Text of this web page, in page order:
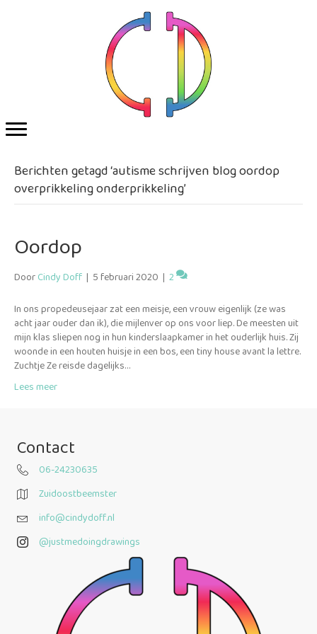
Berichten getagd ‘autisme schrijven blog oordop
overprikkeling onderprikkeling’
Oordop
DoorCindy Doff | 5 februari 2020 | 2
In ons propedeusejaar zat een meisje, een vrouw eigenlijk (ze was
acht jaar ouder dan ik), die mijlenver op ons voor liep. De meesten uit
mijn klas sliepen nog in hun kinderslaapkamer in het ouderlijk huis. Zij
woonde in een houten huisje in een bos, een tiny house avant la lettre.
Zuchtje Ze reisde dagelijks…
Lees meer
Contact
06-24230635
Zuidoostbeemster
info@cindydoff.nl
@justmedoingdrawings
@justmedoingdrawings